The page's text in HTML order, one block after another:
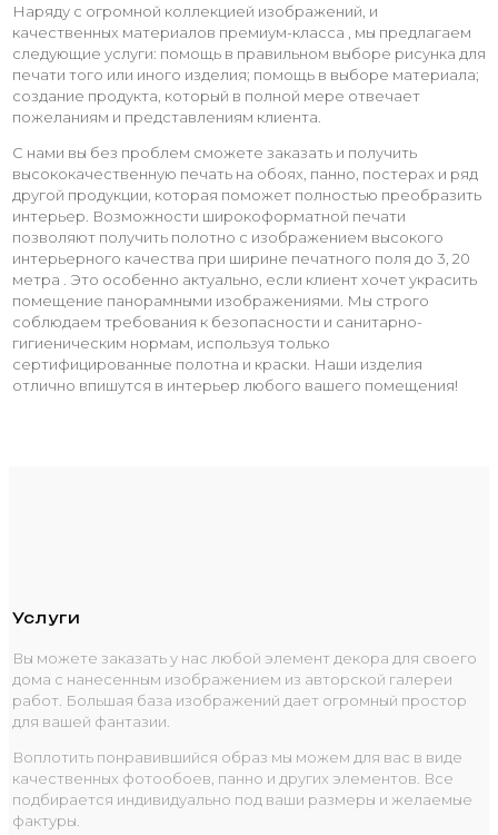
Наряду с огромной коллекцией изображений, и
качественных материалов премиум-класса , мы предлагаем
следующие услуги: помощь в правильном выборе рисунка для
печати того или иного изделия; помощь в выборе материала;
создание продукта, который в полной мере отвечает
пожеланиям и представлениям клиента.
С нами вы без проблем сможете заказать и получить
высококачественную печать на обоях, панно, постерах и ряд
другой продукции, которая поможет полностью преобразить
интерьер. Возможности широкоформатной печати
позволяют получить полотно с изображением высокого
интерьерного качества при ширине печатного поля до 3, 20
метра . Это особенно актуально, если клиент хочет украсить
помещение панорамными изображениями. Мы строго
соблюдаем требования к безопасности и санитарно-
гигиеническим нормам, используя только
сертифицированные полотна и краски. Наши изделия
отлично впишутся в интерьер любого вашего помещения!
Услуги
Вы можете заказать у нас любой элемент декора для своего
дома с нанесенным изображением из авторской галереи
работ. Большая база изображений дает огромный простор
для вашей фантазии.
Воплотить понравившийся образ мы можем для вас в виде
качественных фотообоев, панно и других элементов. Все
подбирается индивидуально под ваши размеры и желаемые
фактуры.